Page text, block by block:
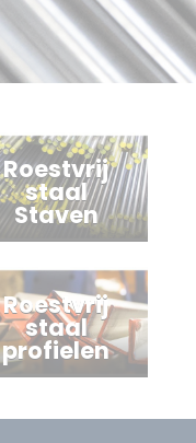
Roestvrij
staal
Staven
Roestvrij
staal
profielen